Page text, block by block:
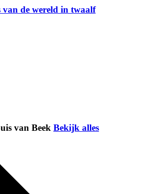
van de wereld in twaalf
van Beek Bekijk alles